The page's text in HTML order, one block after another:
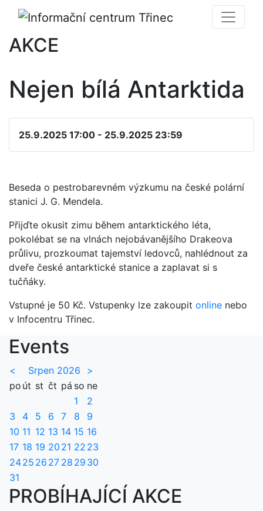
AKCE
Nejen bílá Antarktida
25.9.2025 17:00 - 25.9.2025 23:59
Beseda o pestrobarevném výzkumu na české polární
stanici J. G. Mendela.
Přijďte okusit zimu během antarktického léta,
pokolébat se na vlnách nejobávanějšího Drakeova
průlivu, prozkoumat tajemství ledovců, nahlédnout za
dveře české antarktické stanice a zaplavat si s
tučňáky.
Vstupné je 50 Kč. Vstupenky lze zakoupit online nebo
v Infocentru Třinec.
Events
< Srpen 2026
>
po út st čt pá so ne
1
2
3
4 5 6 7 8
9
10 11 12 13 14 15 16
17 18 19 20 21 22 23
2425 26 27 28 29 30
31
PROBÍHAJÍCÍ AKCE